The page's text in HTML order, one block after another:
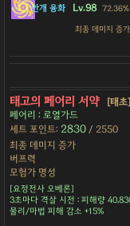
안개 융화 Lv.98 72.36%
최종 데미지 증가
태고의 페어리 서약
[태초]
페어리 : 로열가드
세트 포인트: 2830 / 2550
최종 데미지 증가
버프력
모험가 명성
[요정전사 오베론]
3초마다 격살 시전 : 피해량
물리/마법 피해 감소 +15%